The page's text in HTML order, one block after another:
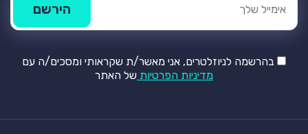
בהרשמה לניוזלטרים, אני מאשר/ת שקראותי ומסכים/ה עם
מדיניות הפרטיות של האתר